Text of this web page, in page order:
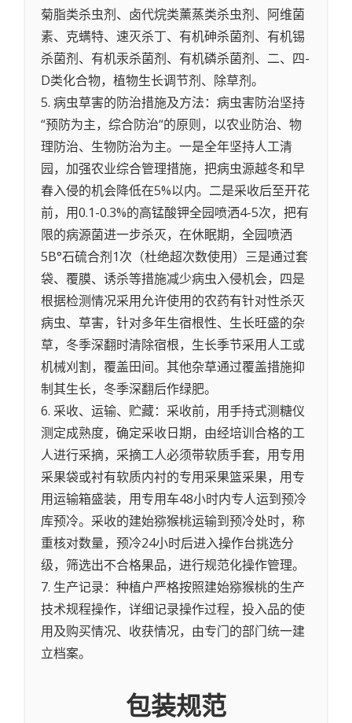
菊脂类杀虫剂、卤代烷类薰蒸类杀虫剂、阿维菌
素、克螨特、速灭杀丁、有机砷杀菌剂、有机锡
杀菌剂、有机汞杀菌剂、有机磷杀菌剂、二、四-
D类化合物，植物生长调节剂、除草剂。
5. 病虫草害的防治措施及方法：病虫害防治坚持
“预防为主，综合防治“的原则，以农业防治、物
理防治、生物防治为主。一是全年坚持人工清
园，加强农业综合管理措施，把病虫源越冬和早
春入侵的机会降低在5%以内。二是采收后至开花
前，用0.1-0.3%的高锰酸钾全园喷洒4-5次，把有
限的病源菌进一步杀灭，在休眠期，全园喷洒
5B°石硫合剂1次（杜绝超次数使用）三是通过套
袋、覆膜、诱杀等措施减少病虫入侵机会，四是
根据检测情况采用允许使用的农药有针对性杀灭
病虫、草害，针对多年生宿根性、生长旺盛的杂
草，冬季深翻时清除宿根，生长季节采用人工或
机械刈割，覆盖田间。其他杂草通过覆盖措施抑
制其生长，冬季深翻后作绿肥。
6. 采收、运输、贮藏：采收前，用手持式测糖仪
测定成熟度，确定采收日期，由经培训合格的工
人进行采摘，采摘工人必须带软质手套，用专用
采果袋或衬有软质内衬的专用采果篮采果，用专
用运输箱盛装，用专用车48小时内专人运到预冷
库预冷。采收的建始猕猴桃运输到预冷处时，称
重核对数量，预冷24小时后进入操作台挑选分
级，筛选出不合格果品，进行规范化操作管理。
7. 生产记录：种植户严格按照建始猕猴桃的生产
技术规程操作，详细记录操作过程，投入品的使
用及购买情况、收获情况，由专门的部门统一建
立档案。
包装规范